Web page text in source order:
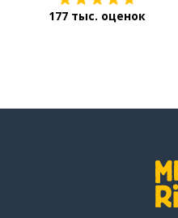
177 тыс. оценок